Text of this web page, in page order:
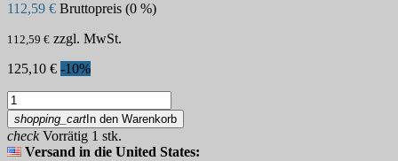
112,59 € Bruttopreis (0 %)
112,59 € zzgl. MwSt.
125,10 € -10%
shopping_cart In den Warenkorb
checkVorrätig 1 stk.
Versand in die United States: